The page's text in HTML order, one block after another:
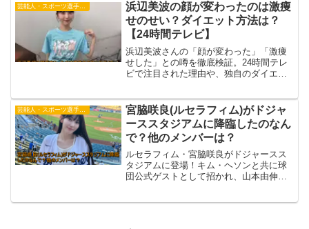
芸能人・スポーツ選手・有名人
浜辺美波の顔が変わったのは激痩
せのせい？ダイエット方法は？
【24時間テレビ】
浜辺美波さんの「顔が変わった」「激痩
せした」との噂を徹底検証。24時間テレ
ビで注目された理由や、独自のダイエッ
宮脇咲良(ルセラフィム)がドジャ
ーススタジアムに降臨したのなん
で？他のメンバーは？
ルセラフィム・宮脇咲良がドジャースス
タジアムに登場！キム・ヘソンと共に球
団公式ゲストとして招かれ、山本由伸投